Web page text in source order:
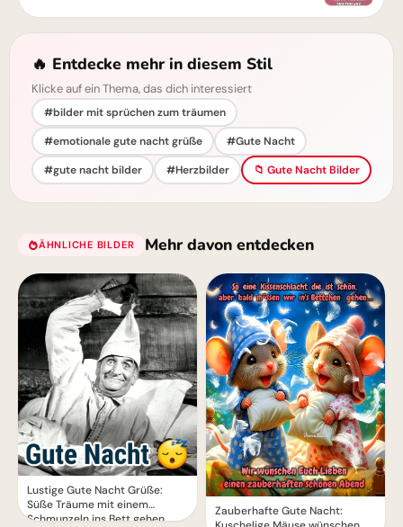
🔥 Entdecke mehr in diesem Stil
Klicke auf ein Thema, das dich interessiert
#bilder mit sprüchen zum träumen
#emotionale gute nacht grüße
#Gute Nacht
#gute nacht bilder
#Herzbilder 📁 Gute Nacht Bilder
ÄHNLICHE BILDER Mehr davon entdecken
Lustige Gute Nacht Grüße:
Süße Träume mit einem
Schmunzeln ins Bett gehen
Zauberhafte Gute Nacht: